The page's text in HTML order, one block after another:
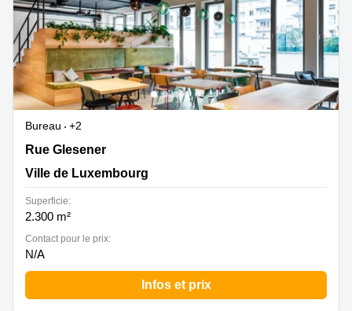
Bureau
+2
Rue Glesener 21, Ville de Luxembourg
Rue Glesener
Ville de Luxembourg
Superficie:
2.300 m²
Contact pour le prix:
N/A
Infos et prix